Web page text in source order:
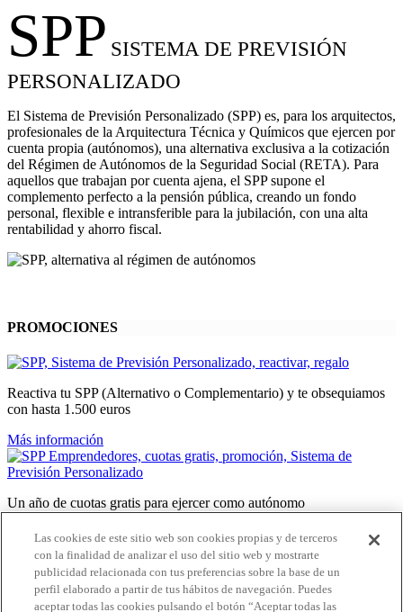
SPP SISTEMA DE PREVISIÓN
PERSONALIZADO
El Sistema de Previsión Personalizado (SPP) es, para los arquitectos,
profesionales de la Arquitectura Técnica y Químicos que ejercen por
cuenta propia (autónomos), una alternativa exclusiva a la cotización
del Régimen de Autónomos de la Seguridad Social (RETA). Para
aquellos que trabajan por cuenta ajena, el SPP supone el
complemento perfecto a la pensión pública, creando un fondo
personal, flexible e intransferible para la jubilación, con una alta
rentabilidad y ahorro fiscal.
PROMOCIONES
Reactiva tu SPP (Alternativo o Complementario) y te obsequiamos
con hasta 1.500 euros
Más información
Un año de cuotas gratis para ejercer como autónomo
Más información
Te regalamos dos meses gratis de SPP Complementario
Las cookies de este sitio web son cookies propias y de terceros
con la finalidad de analizar el uso del sitio web y mostrarte
publicidad relacionada con tus preferencias sobre la base de un
perfil elaborado a partir de tus hábitos de navegación. Puedes
aceptar todas las cookies pulsando el botón “Aceptar todas las